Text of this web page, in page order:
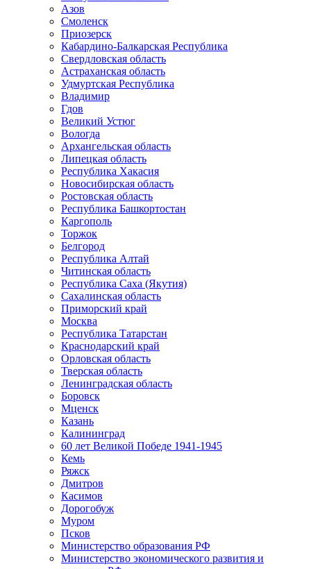
Азов
Смоленск
Приозерск
Кабардино-Балкарская Республика
Свердловская область
Астраханская область
Удмуртская Республика
Владимир
Гдов
Великий Устюг
Вологда
Архангельская область
Липецкая область
Республика Хакасия
Новосибирская область
Ростовская область
Республика Башкортостан
Каргополь
Торжок
Белгород
Республика Алтай
Читинская область
Республика Саха (Якутия)
Сахалинская область
Приморский край
Москва
Республика Татарстан
Краснодарский край
Орловская область
Тверская область
Ленинградская область
Боровск
Мценск
Казань
Калининград
60 лет Великой Победе 1941-1945
Кемь
Ряжск
Дмитров
Касимов
Дорогобуж
Муром
Псков
Министерство образования РФ
Министерство экономического развития и